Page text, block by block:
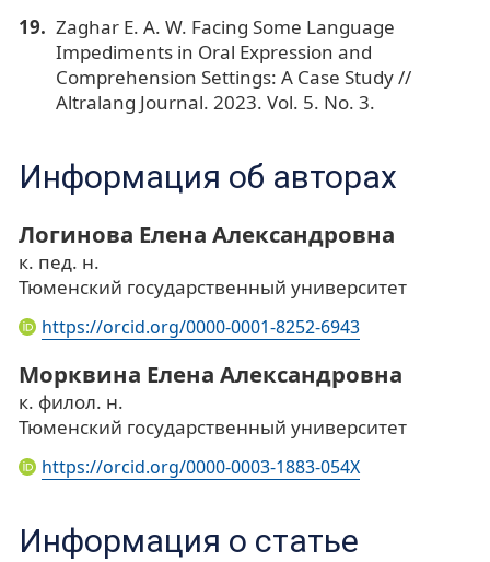
Zaghar E. A. W. Facing Some Language
Impediments in Oral Expression and
Comprehension Settings: A Case Study //
Altralang Journal. 2023. Vol. 5. No. 3.
Информация об авторах
Логинова Елена Александровна
к. пед. н.
Тюменский государственный университет
https://orcid.org/0000-0001-8252-6943
Морквина Елена Александровна
к. филол. н.
Тюменский государственный университет
https://orcid.org/0000-0003-1883-054X
Информация о статье